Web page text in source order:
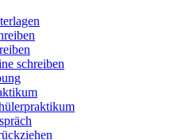
schreiben